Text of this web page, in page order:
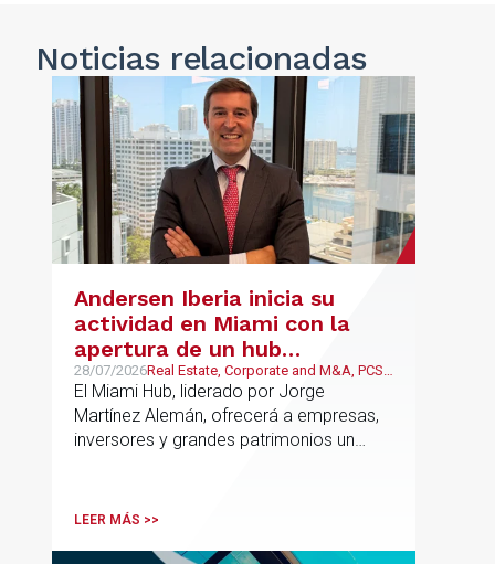
Noticiasrelacionadas
Andersen Iberia inicia su
actividad en Miami con la
apertura de un hub
estratégico para reforzar el
asesoramiento fiscal, legal y
patrimonial conectando
Europa y Latinoamérica
28/07/2026Real Estate, Corporate and M&A, PCS,
Wealth Management & Family
Business
El Miami Hub, liderado por Jorge
Martínez Alemán, ofrecerá a empresas,
inversores y grandes patrimonios un
Latinoamérica y otros mercados
LEER MÁS >>